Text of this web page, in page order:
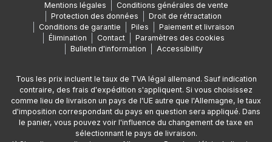
Mentions légales
Conditions générales de vente
Protection des données
Droit de rétractation
Conditions de garantie
Piles
Paiement et livraison
Élimination
Contact
Paramètres des cookies
Bulletin d'information
Accessibility
Tous les prix incluent le taux de TVA légal allemand. Sauf indication
contraire, des frais d'expédition s'appliquent. Si vous choisissez
comme lieu de livraison un pays de l'UE autre que l'Allemagne, le taux
d'imposition correspondant du pays en question sera appliqué. Dans
le panier, vous pouvez voir l'influence du changement de taxe en
sélectionnant le pays de livraison.